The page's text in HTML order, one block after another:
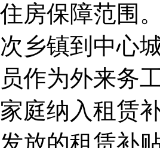
住房保障范围
次乡镇到中心
员作为外来务
家庭纳入租赁